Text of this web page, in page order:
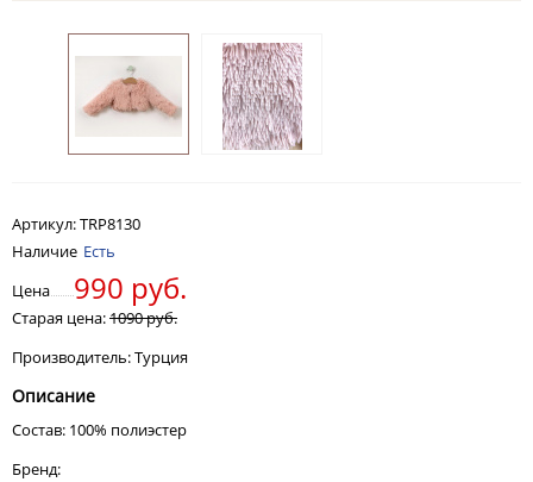
Артикул:TRP8130
Наличие Есть
Цена
990 руб.
Старая цена:1090 руб.
Производитель: Турция
Описание
Состав: 100% полиэстер
Бренд: